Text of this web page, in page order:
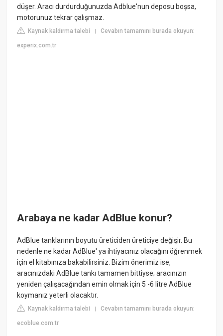
düşer. Aracı durdurduğunuzda Adblue'nun deposu boşsa,
motorunuz tekrar çalışmaz.
Kaynak kaldırma talebi |Cevabın tamamını burada okuyun:
experix.com.tr
Arabaya ne kadar AdBlue konur?
AdBlue tanklarının boyutu üreticiden üreticiye değişir. Bu
nedenle ne kadar AdBlue' ya ihtiyacınız olacağını öğrenmek
için el kitabınıza bakabilirsiniz. Bizim önerimiz ise,
aracınızdaki AdBlue tankı tamamen bittiyse; aracınızın
yeniden çalışacağından emin olmak için 5 -6 litre AdBlue
koymanız yeterli olacaktır.
Kaynak kaldırma talebi |Cevabın tamamını burada okuyun:
ecoblue.com.tr